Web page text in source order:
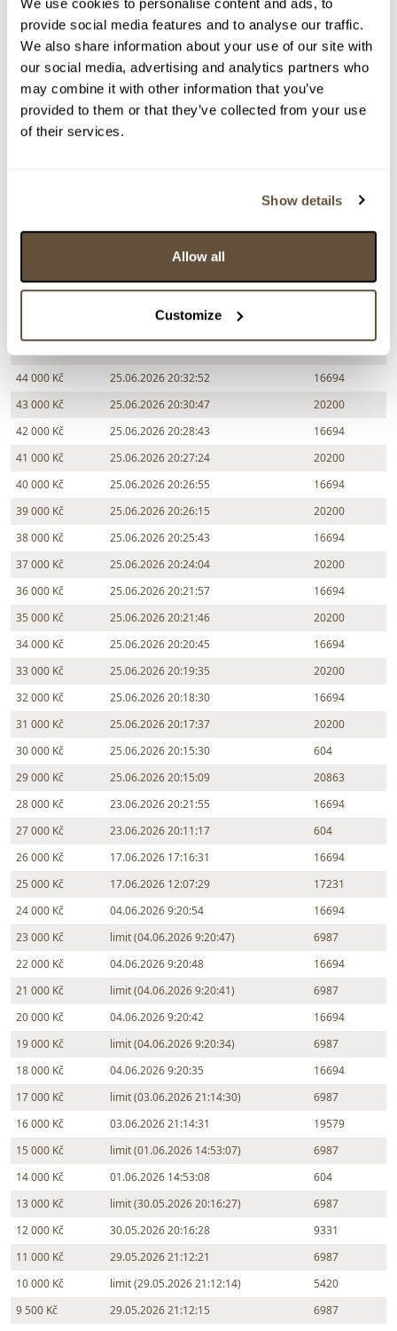
We use cookies to personalise content and ads, to
provide social media features and to analyse our traffic.
We also share information about your use of our site with
our social media, advertising and analytics partners who
may combine it with other information that you’ve
provided to them or that they’ve collected from your use
of their services.
Show details
Allow all
Customize
90 000 Kč
25.06.2026 20:54:50
16694
85 000 Kč
25.06.2026 20:54:07
20863
75 000 Kč
25.06.2026 20:49:54
20863
70 000 Kč
25.06.2026 20:47:43
16694
65 000 Kč
25.06.2026 20:46:49
47 000 Kč
25.06.2026 20:36:27
44 000 Kč
25.06.2026 20:32:52
16694
43 000 Kč
25.06.2026 20:30:47
20200
42 000 Kč
25.06.2026 20:28:43
16694
41 000 Kč
25.06.2026 20:27:24
20200
40 000 Kč
25.06.2026 20:26:55
16694
39 000 Kč
25.06.2026 20:26:15
20200
38 000 Kč
25.06.2026 20:25:43
16694
37 000 Kč
25.06.2026 20:24:04
20200
36 000 Kč
25.06.2026 20:21:57
16694
35 000 Kč
25.06.2026 20:21:46
20200
34 000 Kč
25.06.2026 20:20:45
16694
33 000 Kč
25.06.2026 20:19:35
20200
32 000 Kč
25.06.2026 20:18:30
16694
31 000 Kč
25.06.2026 20:17:37
20200
30 000 Kč
25.06.2026 20:15:30
604
29 000 Kč
25.06.2026 20:15:09
20863
28 000 Kč
23.06.2026 20:21:55
16694
27 000 Kč
23.06.2026 20:11:17
604
26 000 Kč
17.06.2026 17:16:31
16694
25 000 Kč
17.06.2026 12:07:29
17231
24 000 Kč
04.06.2026 9:20:54
16694
23 000 Kč
limit (04.06.2026 9:20:47)
6987
22 000 Kč
04.06.2026 9:20:48
16694
21 000 Kč
limit (04.06.2026 9:20:41)
6987
20 000 Kč
04.06.2026 9:20:42
16694
19 000 Kč
limit (04.06.2026 9:20:34)
6987
18 000 Kč
04.06.2026 9:20:35
16694
17 000 Kč
limit (03.06.2026 21:14:30)
6987
16 000 Kč
03.06.2026 21:14:31
19579
15 000 Kč
limit (01.06.2026 14:53:07)
6987
14 000 Kč
01.06.2026 14:53:08
604
13 000 Kč
limit (30.05.2026 20:16:27)
6987
12 000 Kč
30.05.2026 20:16:28
9331
11 000 Kč
29.05.2026 21:12:21
6987
10 000 Kč
limit (29.05.2026 21:12:14)
5420
9 500 Kč
29.05.2026 21:12:15
6987